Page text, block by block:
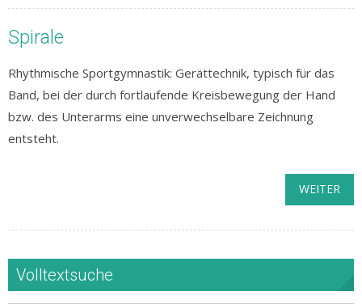
Spirale
Rhythmische Sportgymnastik: Gerättechnik, typisch für das
Band, bei der durch fortlaufende Kreisbewegung der Hand
bzw. des Unterarms eine unverwechselbare Zeichnung
entsteht.
WEITER
Volltextsuche